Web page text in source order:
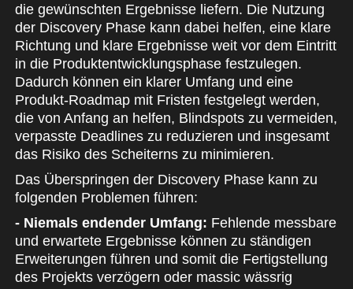
die gewünschten Ergebnisse liefern. Die Nutzung
der Discovery Phase kann dabei helfen, eine klare
Richtung und klare Ergebnisse weit vor dem Eintritt
in die Produktentwicklungsphase festzulegen.
Dadurch können ein klarer Umfang und eine
Produkt-Roadmap mit Fristen festgelegt werden,
die von Anfang an helfen, Blindspots zu vermeiden,
verpasste Deadlines zu reduzieren und insgesamt
das Risiko des Scheiterns zu minimieren.
Das Überspringen der Discovery Phase kann zu
folgenden Problemen führen:
- Niemals endender Umfang: Fehlende messbare
und erwartete Ergebnisse können zu ständigen
Erweiterungen führen und somit die Fertigstellung
des Projekts verzögern oder massic wässrig